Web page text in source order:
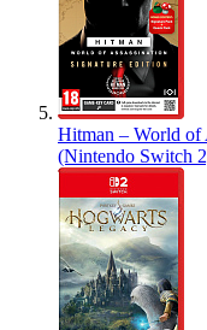
Hitman – World of
(Nintendo Switch